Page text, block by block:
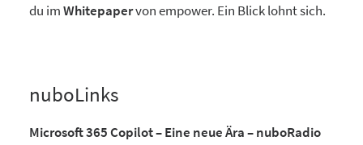
du imWhitepapervon empower. Ein Blick lohnt sich.
nuboLinks
Microsoft 365 Copilot – Eine neue Ära – nuboRadio